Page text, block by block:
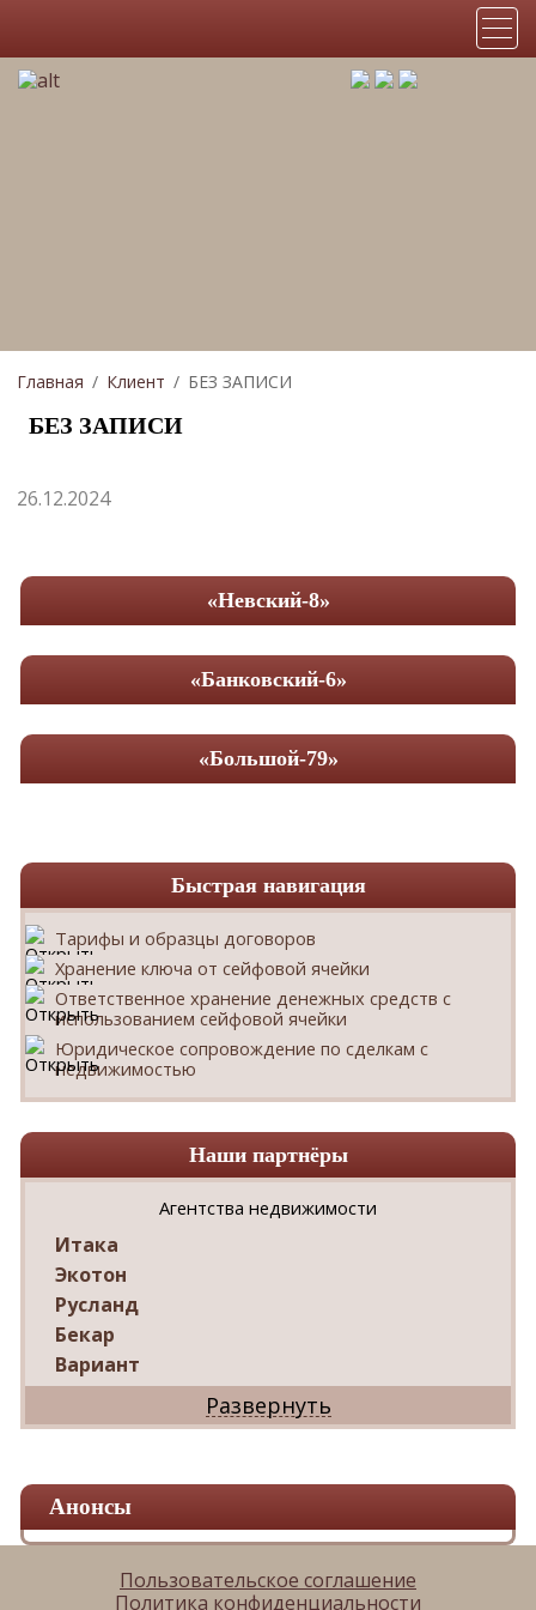
«Невский-8»
«Банковский-6»
«Большой-79»
Главная Клиент БЕЗ ЗАПИСИ
БЕЗ ЗАПИСИ
26.12.2024
Быстрая навигация
Тарифы и образцы договоров
Хранение ключа от сейфовой ячейки
Ответственное хранение денежных средств с
использованием сейфовой ячейки
Юридическое сопровождение по сделкам с
недвижимостью
Наши партнёры
Агентства недвижимости
Итака
Экотон
Русланд
Бекар
Вариант
Дриада
Реал
Ваш Дом
Александр
Мир квартир
Панорама
Анонсы
Пользовательское соглашение
Политика конфиденциальности